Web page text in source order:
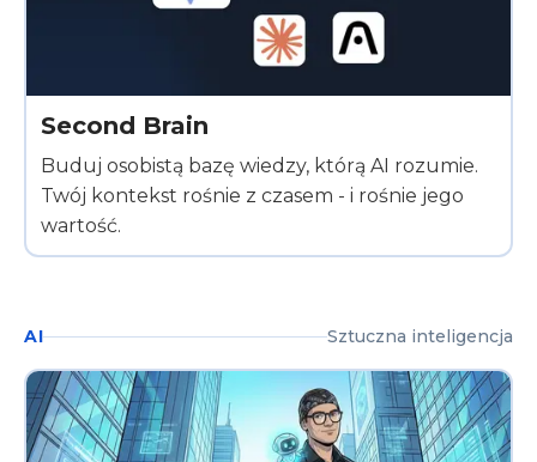
Second Brain
Buduj osobistą bazę wiedzy, którą AI rozumie.
Twój kontekst rośnie z czasem - i rośnie jego
wartość.
AI Sztuczna inteligencja